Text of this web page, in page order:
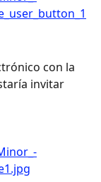
con la
invitar